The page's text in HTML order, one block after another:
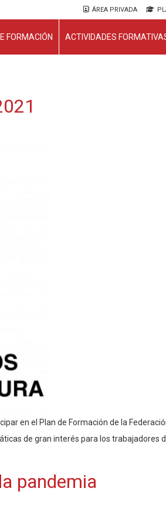
ÁREA PRIVADA
FORMACIÓN ACTIVIDADES
en el Plan de Formación de la
de gran interés para los trabajadores
pandemia